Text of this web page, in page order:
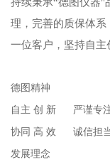
持续秉承“德图仪器"
理，完善的质保体
一位客户，坚持自主
德图精神
自主 创 新 严谨专
协同 高 效 诚信担
发展理念